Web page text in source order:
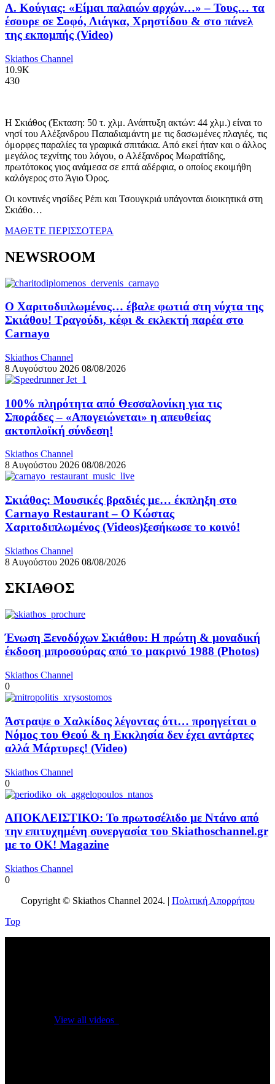
Α. Κούγιας: «Είμαι παλαιών αρχών…» – Τους… τα
έσουρε σε Σοφό, Λιάγκα, Χρηστίδου & στο πάνελ
της εκπομπής (Video)
Skiathos Channel
10.9K
430
Η Σκιάθος (Έκταση: 50 τ. χλμ. Ανάπτυξη ακτών: 44 χλμ.) είναι το
νησί του Αλέξανδρου Παπαδιαμάντη με τις δασωμένες πλαγιές, τις
όμορφες παραλίες τα γραφικά σπιτάκια. Από εκεί ήταν και ο άλλος
μεγάλος τεχνίτης του λόγου, ο Αλέξανδρος Μωραϊτίδης,
πρωτότοκος γιος ανάμεσα σε επτά αδέρφια, ο οποίος εκοιμήθη
καλόγερος στο Άγιο Όρος.
Οι κοντινές νησίδες Ρέπι και Τσουγκριά υπάγονται διοικητικά στη
Σκιάθο…
ΜΑΘΕΤΕ ΠΕΡΙΣΣΟΤΕΡΑ
NEWSROOM
Ο Χαριτοδιπλωμένος… έβαλε φωτιά στη νύχτα της
Σκιάθου! Τραγούδι, κέφι & εκλεκτή παρέα στο
Carnayo
Skiathos Channel
8 Αυγούστου 2026 08/08/2026
100% πληρότητα από Θεσσαλονίκη για τις
Σποράδες – «Απογειώνεται» η απευθείας
ακτοπλοϊκή σύνδεση!
Skiathos Channel
8 Αυγούστου 2026 08/08/2026
Σκιάθος: Μουσικές βραδιές με… έκπληξη στο
Carnayo Restaurant – Ο Κώστας
Χαριτοδιπλωμένος (Videos)ξεσήκωσε το κοινό!
Skiathos Channel
8 Αυγούστου 2026 08/08/2026
ΣΚΙΑΘΟΣ
Ένωση Ξενοδόχων Σκιάθου: Η πρώτη & μοναδική
έκδοση μπροσούρας από το μακρινό 1988 (Photos)
Skiathos Channel
0
Άστραψε ο Χαλκίδος λέγοντας ότι… προηγείται ο
Νόμος του Θεού & η Εκκλησία δεν έχει αντάρτες
αλλά Μάρτυρες! (Video)
Skiathos Channel
0
ΑΠΟΚΛΕΙΣΤΙΚΟ: Το πρωτοσέλιδο με Ντάνο από
την επιτυχημένη συνεργασία του Skiathoschannel.gr
με το OK! Magazine
Skiathos Channel
0
Copyright © Skiathos Channel 2024. | Πολιτική Απορρήτου
Top
View all videos